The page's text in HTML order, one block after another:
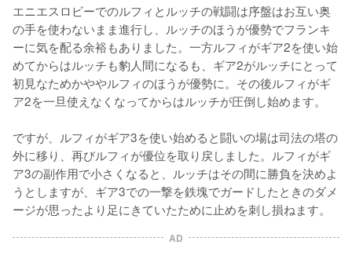
エニエスロビーでのルフィとルッチの戦闘は序盤はお互い奥
の手を使わないまま進行し、ルッチのほうが優勢でフランキ
ーに気を配る余裕もありました。一方ルフィがギア2を使い始
めてからはルッチも豹人間になるも、ギア2がルッチにとって
初見なためかややルフィのほうが優勢に。その後ルフィがギ
ア2を一旦使えなくなってからはルッチが圧倒し始めます。
ですが、ルフィがギア3を使い始めると闘いの場は司法の塔の
外に移り、再びルフィが優位を取り戻しました。ルフィがギ
ア3の副作用で小さくなると、ルッチはその間に勝負を決めよ
うとしますが、ギア3での一撃を鉄塊でガードしたときのダメ
ージが思ったより足にきていたために止めを刺し損ねます。
AD